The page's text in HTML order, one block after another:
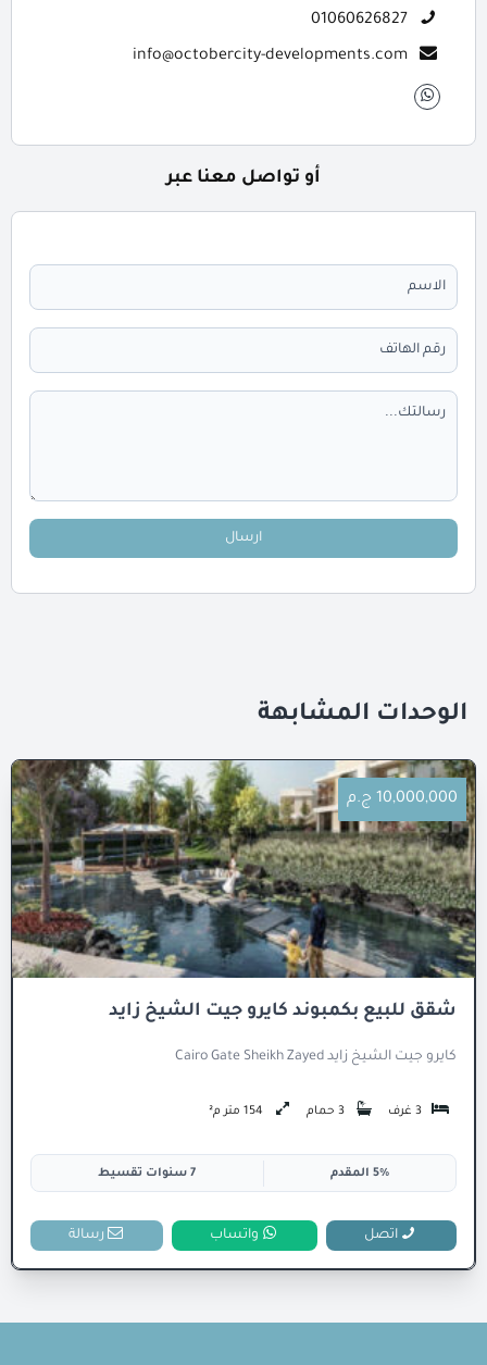
01060626827
info@octobercity-developments.com
أو تواصل معنا عبر
ارسال
الوحدات المشابهة
10,000,000 ج.م
شقق للبيع بكمبوند كايرو جيت الشيخ زايد
كايرو جيت الشيخ زايد Cairo Gate Sheikh Zayed
3 غرف 3 حمام 154 متر م²
5% المقدم 7 سنوات تقسيط
اتصل واتساب رسالة